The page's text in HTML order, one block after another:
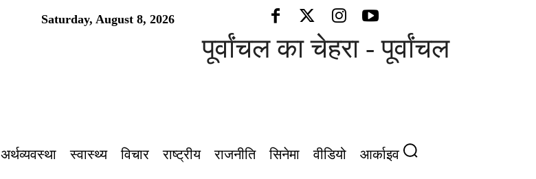
Saturday, August 8, 2026
पूर्वांचल का चेहरा - पूर्वांचल की आवाज़
अर्थव्यवस्था स्वास्थ्य विचार राष्ट्रीय राजनीति सिनेमा वीडियो आर्काइव